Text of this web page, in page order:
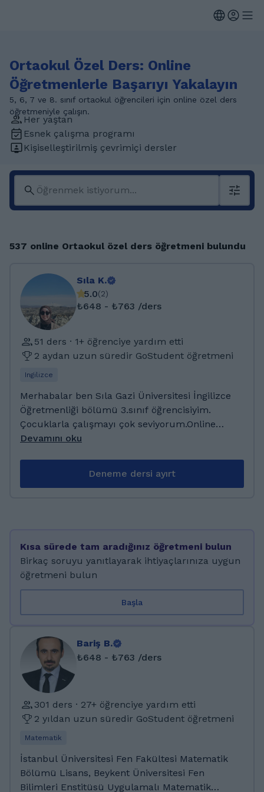
Ortaokul Özel Ders: Online
Öğretmenlerle Başarıyı Yakalayın
5, 6, 7 ve 8. sınıf ortaokul öğrencileri için online özel ders
öğretmeniyle çalışın.
Her yaştan
Esnek çalışma programı
Kişiselleştirilmiş çevrimiçi dersler
537 online Ortaokul özel ders öğretmeni bulundu
Sıla K.
5.0(2)
₺648 - ₺763 /ders
51 ders · 1+ öğrenciye yardım etti
2 aydan uzun süredir GoStudent öğretmeni
Ingilizce
Merhabalar ben Sıla Gazi Üniversitesi İngilizce
Öğretmenliği bölümü 3.sınıf öğrencisiyim.
Çocuklarla çalışmayı çok seviyorum.Online
ders konusunda deneyimliyim. Bu zamana
hazırlık ve genel ingilizce. Anadolu Kız
gönüllülük projesine katıldim 2 ay boyunca
Romanyada gönüllü olarak bir kreşte çalıştım.
Devamını oku
Deneme dersi ayırt
Kısa sürede tam aradığınız öğretmeni bulun
Birkaç soruyu yanıtlayarak ihtiyaçlarınıza uygun
öğretmeni bulun
Başla
Bariş B.
₺648 - ₺763 /ders
301 ders · 27+ öğrenciye yardım etti
2 yıldan uzun süredir GoStudent öğretmeni
Matematik
İstanbul Üniversitesi Fen Fakültesi Matematik
Bölümü Lisans, Beykent Üniversitesi Fen
Bilimleri Enstitüsü Uygulamalı Matematik